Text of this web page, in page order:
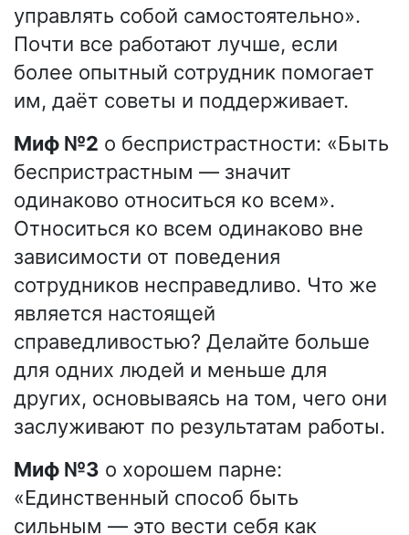
управлять собой самостоятельно».
Почти все работают лучше, если
более опытный сотрудник помогает
им, даёт советы и поддерживает.
Миф №2 о беспристрастности: «Быть
беспристрастным — значит
одинаково относиться ко всем».
Относиться ко всем одинаково вне
зависимости от поведения
сотрудников несправедливо. Что же
является настоящей
справедливостью? Делайте больше
для одних людей и меньше для
других, основываясь на том, чего они
заслуживают по результатам работы.
Миф №3 о хорошем парне:
«Единственный способ быть
сильным — это вести себя как